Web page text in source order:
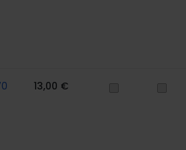
13,00 €